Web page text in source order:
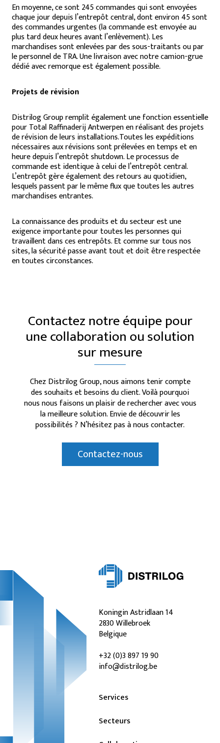
En moyenne, ce sont 245 commandes qui sont envoyées
chaque jour depuis l’entrepôt central, dont environ 45 sont
descommandes urgentes(la commande est envoyée au
plus tard deux heures avant l’enlèvement). Les
marchandises sont enlevées par des sous-traitants ou par
le personnel de TRA. Une livraison avec notre camion-grue
dédié avec remorque est également possible.
Projets de révision
Distrilog Group remplit également une fonction essentielle
pour Total Raffinaderij Antwerpen en réalisant des projets
de révision de leurs installations.Toutes les expéditions
nécessaires aux révisions sont prélevées en temps et en
heure depuis l’entrepôtshutdown. Le processus de
commande est identique à celui de l’entrepôt central.
L’entrepôt gère également des retours au quotidien,
lesquels passent par le même flux que toutes les autres
marchandises entrantes.
La connaissance des produits et du secteur est une
exigence importante pour toutes les personnes qui
travaillent dans ces entrepôts. Et comme sur tous nos
sites, la sécurité passe avant tout et doit être respectée
en toutes circonstances.
Contactez notre équipe pour
une collaboration ou solution
sur mesure
Chez Distrilog Group, nous aimons tenir compte
des souhaits et besoins du client. Voilà pourquoi
nous nous faisons un plaisir de rechercher avec vous
la meilleure solution. Envie de découvrir les
possibilités ? N’hésitez pas à nous contacter.
Contactez-nous
Koningin Astridlaan 14
2830 Willebroek
Belgique
+32 (0)3 897 19 90
info@distrilog.be
Services
Secteurs